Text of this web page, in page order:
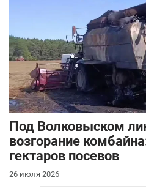
Под Волковыском
возгорание
гектаров посевов
26 июля 2026